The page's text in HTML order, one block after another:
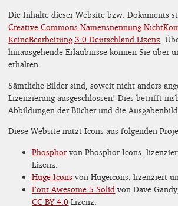
Die Inhalte dieser Website bzw. Dokuments
Creative Commons Namensnennung-
KeineBearbeitung 3.0 Deutschland Lizenz.
hinausgehende Erlaubnisse können Sie über
erhalten.
Sämtliche Bilder sind, soweit nicht anders
Lizenzierung ausgeschlossen! Dies betrifft
Abbildungen der Bücher und die
Diese Website nutzt Icons aus folgenden
Phosphorvon Phosphor Icons,
Lizenz.
Huge Icons von Hugeicons, lizenziert
Font Awesome 5 Solid von Dave
CC BY 4.0 Lizenz.